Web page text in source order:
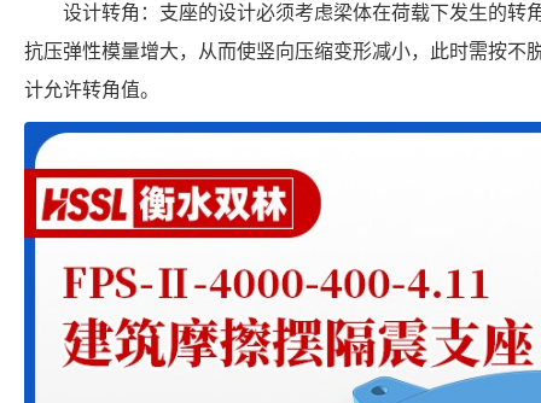
设计转角：支座的设计必须考虑梁体在荷载下发生的转
抗压弹性模量增大，从而使竖向压缩变形减小，此时需按不
计允许转角值。